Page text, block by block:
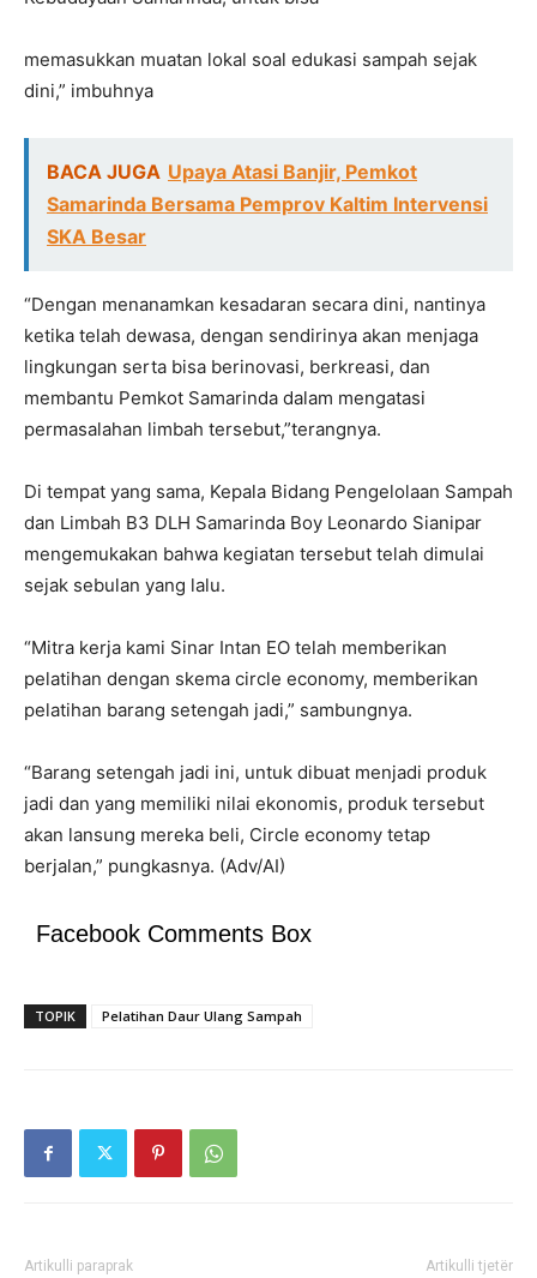
memasukkan muatan lokal soal edukasi sampah sejak
dini,” imbuhnya
BACA JUGA Upaya Atasi Banjir, Pemkot
Samarinda Bersama Pemprov Kaltim Intervensi
SKA Besar
“Dengan menanamkan kesadaran secara dini, nantinya
ketika telah dewasa, dengan sendirinya akan menjaga
lingkungan serta bisa berinovasi, berkreasi, dan
membantu Pemkot Samarinda dalam mengatasi
permasalahan limbah tersebut,”terangnya.
Di tempat yang sama, Kepala Bidang Pengelolaan Sampah
dan Limbah B3 DLH Samarinda Boy Leonardo Sianipar
mengemukakan bahwa kegiatan tersebut telah dimulai
sejak sebulan yang lalu.
“Mitra kerja kami Sinar Intan EO telah memberikan
pelatihan dengan skema circle economy, memberikan
pelatihan barang setengah jadi,” sambungnya.
“Barang setengah jadi ini, untuk dibuat menjadi produk
jadi dan yang memiliki nilai ekonomis, produk tersebut
akan lansung mereka beli, Circle economy tetap
berjalan,” pungkasnya. (Adv/AI)
Facebook Comments Box
TOPIK Pelatihan Daur Ulang Sampah
Artikulli paraprak Artikulli tjetër